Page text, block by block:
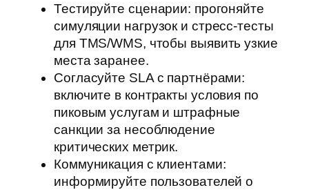
Тестируйте сценарии: прогоняйте
симуляции нагрузок и стресс-тесты
для TMS/WMS, чтобы выявить узкие
места заранее.
Согласуйте SLA с партнёрами:
включите в контракты условия по
пиковым услугам и штрафные
санкции за несоблюдение
критических метрик.
Коммуникация с клиентами:
информируйте пользователей о